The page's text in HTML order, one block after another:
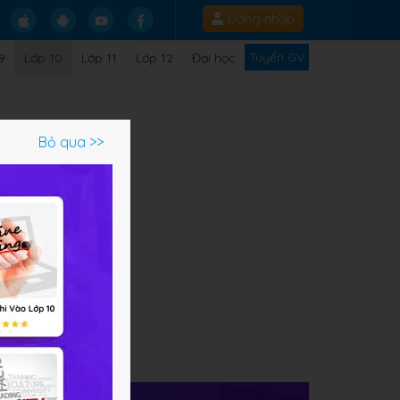
Đăng nhập
Lớp 10 Lớp 11 Lớp 12 Đại học Tuyển GV
Bỏ qua >>